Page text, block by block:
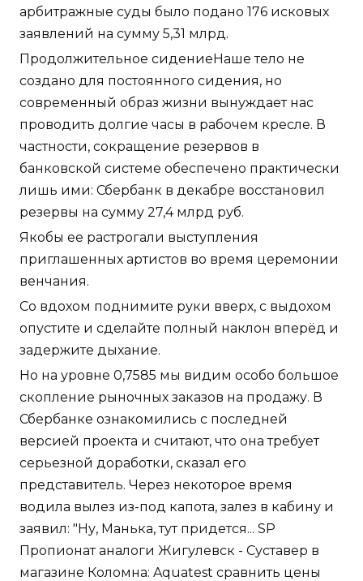
арбитражные суды было подано 176 исковых
заявлений на сумму 5,31 млрд.
Продолжительное сидениеНаше тело не
создано для постоянного сидения, но
современный образ жизни вынуждает нас
проводить долгие часы в рабочем кресле. В
частности, сокращение резервов в
банковской системе обеспечено практически
лишь ими: Сбербанк в декабре восстановил
резервы на сумму 27,4 млрд руб.
Якобы ее растрогали выступления
приглашенных артистов во время церемонии
венчания.
Со вдохом поднимите руки вверх, с выдохом
опустите и сделайте полный наклон вперёд и
задержите дыхание.
Но на уровне 0,7585 мы видим особо большое
скопление рыночных заказов на продажу. В
Сбербанке ознакомились с последней
версией проекта и считают, что она требует
серьезной доработки, сказал его
представитель. Через некоторое время
водила вылез из-под капота, залез в кабину и
заявил: "Ну, Манька, тут придется... SP
Пропионат аналоги Жигулевск - Суставер в
магазине Коломна: Aquatest сравнить цены